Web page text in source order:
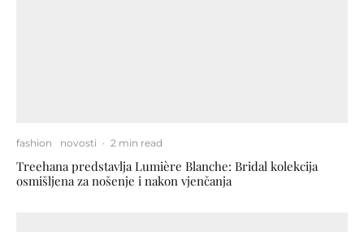
fashion novosti · 2 min read
Treehana predstavlja Lumière Blanche: Bridal kolekcija
osmišljena za nošenje i nakon vjenčanja